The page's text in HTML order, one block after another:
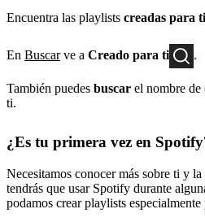
Encuentra las playlists creadas para ti
En Buscarve a Creado para ti .
También puedes buscar el nombre de
ti.
¿Es tu primera vez en
Necesitamos conocer más sobre ti y
tendrás que usar Spotify durante
podamos crear playlists especialmente